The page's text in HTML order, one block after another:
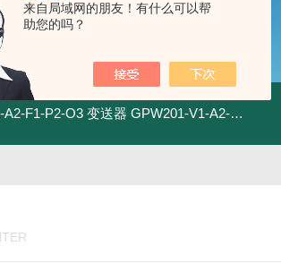
来自局域网的朋友！有什么可以帮
助您的吗？
F1-P2-O3 变送器 GPW201-V1-A2-F1-P2-O3 变送器